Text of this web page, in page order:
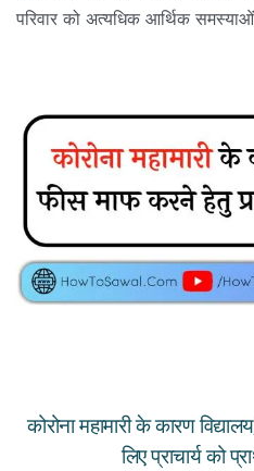
परिवार को अत्यधिक आर्थिक
कोरोना महामारी के कारण
लिए प्राचार्य को